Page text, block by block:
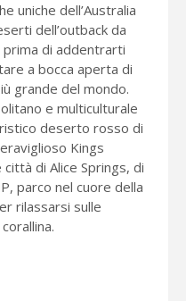
uniche dell’Australia
dell’outback da
di addentrarti
a bocca aperta di
grande del mondo.
e multiculturale
deserto rosso di
Kings
di Alice Springs, di
parco nel cuore della
rilassarsi sulle